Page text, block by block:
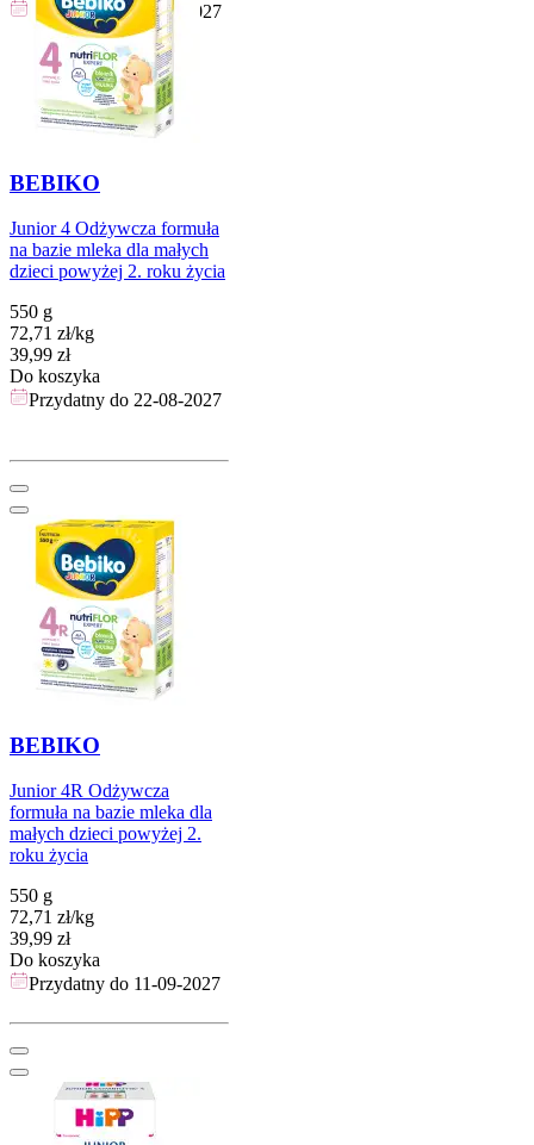
Przydatny do18-09-2027
BEBIKO
Junior 4 Odżywcza formuła
na bazie mleka dla małych
dzieci powyżej 2. roku życia
550 g
72,71 zł/kg
Cena
39,99 zł
Do koszyka
Przydatny do 22-08-2027
BEBIKO
Junior 4R Odżywcza
formuła na bazie mleka dla
małych dzieci powyżej 2.
roku życia
550 g
72,71 zł/kg
Cena
39,99 zł
Do koszyka
Przydatny do 11-09-2027